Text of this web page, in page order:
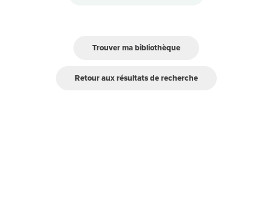
Trouver ma bibliothèque
Retour aux résultats de recherche